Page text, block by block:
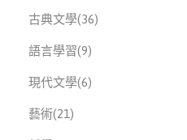
古典文學此分類有
(36)
語言學習此分類有
(9)
現代文學此分類有
(6)
藝術此分類有
(21)